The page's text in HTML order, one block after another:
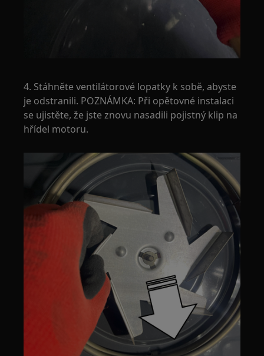
4. Stáhněte ventilátorové lopatky k sobě, abyste
je odstranili. POZNÁMKA: Při opětovné instalaci
se ujistěte, že jste znovu nasadili pojistný klip na
hřídel motoru.